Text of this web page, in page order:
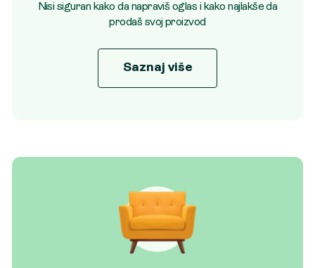
Nisi siguran kako da napraviš oglas i kako najlakše da
prodaš svoj proizvod
Saznaj više